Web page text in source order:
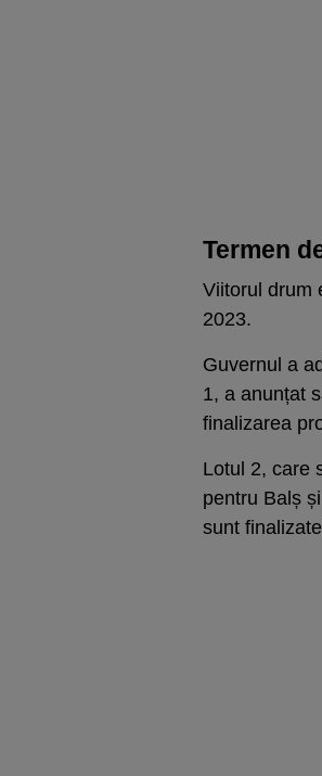
Termen
Viitorul drum
2023.
Guvernul a
1, a anunțat
finalizarea
Lotul 2, care
pentru Balș
sunt